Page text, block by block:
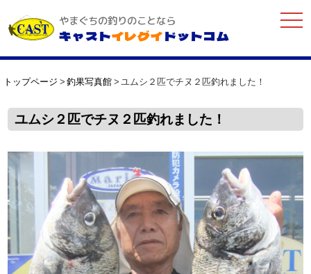
やまぐちの釣りのことなら
キャストイレグイドットコム
トップページ 釣果写真館 ユムシ２匹でチヌ２匹釣れました！
ユムシ２匹でチヌ２匹釣れました！